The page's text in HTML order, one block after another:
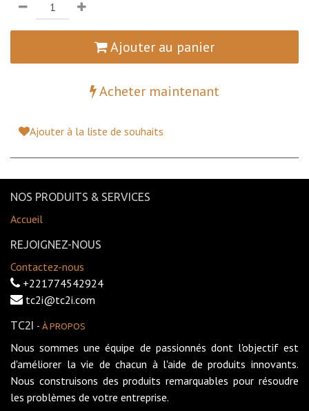
Ajouter au panier
Acheter maintenant
Ajouter à la liste de souhaits
NOS PRODUITS & SERVICES
Accueil
REJOIGNEZ-NOUS
Contactez-nous
+221774542924
tc2i@tc2i.com
TC2I - À PROPOS
Nous sommes une équipe de passionnés dont l'objectif est
d'améliorer la vie de chacun à l'aide de produits innovants.
Nous construisons des produits remarquables pour résoudre
les problèmes de votre entreprise.